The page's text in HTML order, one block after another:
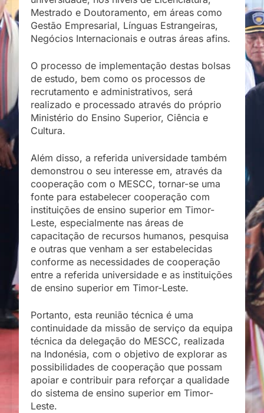
Mestrado e Doutoramento, em áreas como
Gestão Empresarial, Línguas Estrangeiras,
Negócios Internacionais e outras áreas afins.
O processo de implementação destas bolsas
de estudo, bem como os processos de
recrutamento e administrativos, será
realizado e processado através do próprio
Ministério do Ensino Superior, Ciência e
Cultura.
Além disso, a referida universidade também
demonstrou o seu interesse em, através da
cooperação com o MESCC, tornar-se uma
fonte para estabelecer cooperação com
instituições de ensino superior em Timor-
Leste, especialmente nas áreas de
capacitação de recursos humanos, pesquisa
e outras que venham a ser estabelecidas
conforme as necessidades de cooperação
entre a referida universidade e as instituições
de ensino superior em Timor-Leste.
Portanto, esta reunião técnica é uma
continuidade da missão de serviço da equipa
técnica da delegação do MESCC, realizada
na Indonésia, com o objetivo de explorar as
possibilidades de cooperação que possam
apoiar e contribuir para reforçar a qualidade
do sistema de ensino superior em Timor-
Leste.